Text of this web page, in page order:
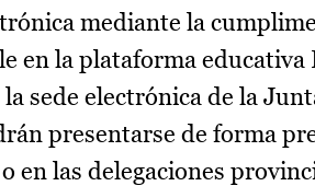
mediante la
en la plataforma educativa
sede electrónica de la
presentarse de forma
en las delegaciones